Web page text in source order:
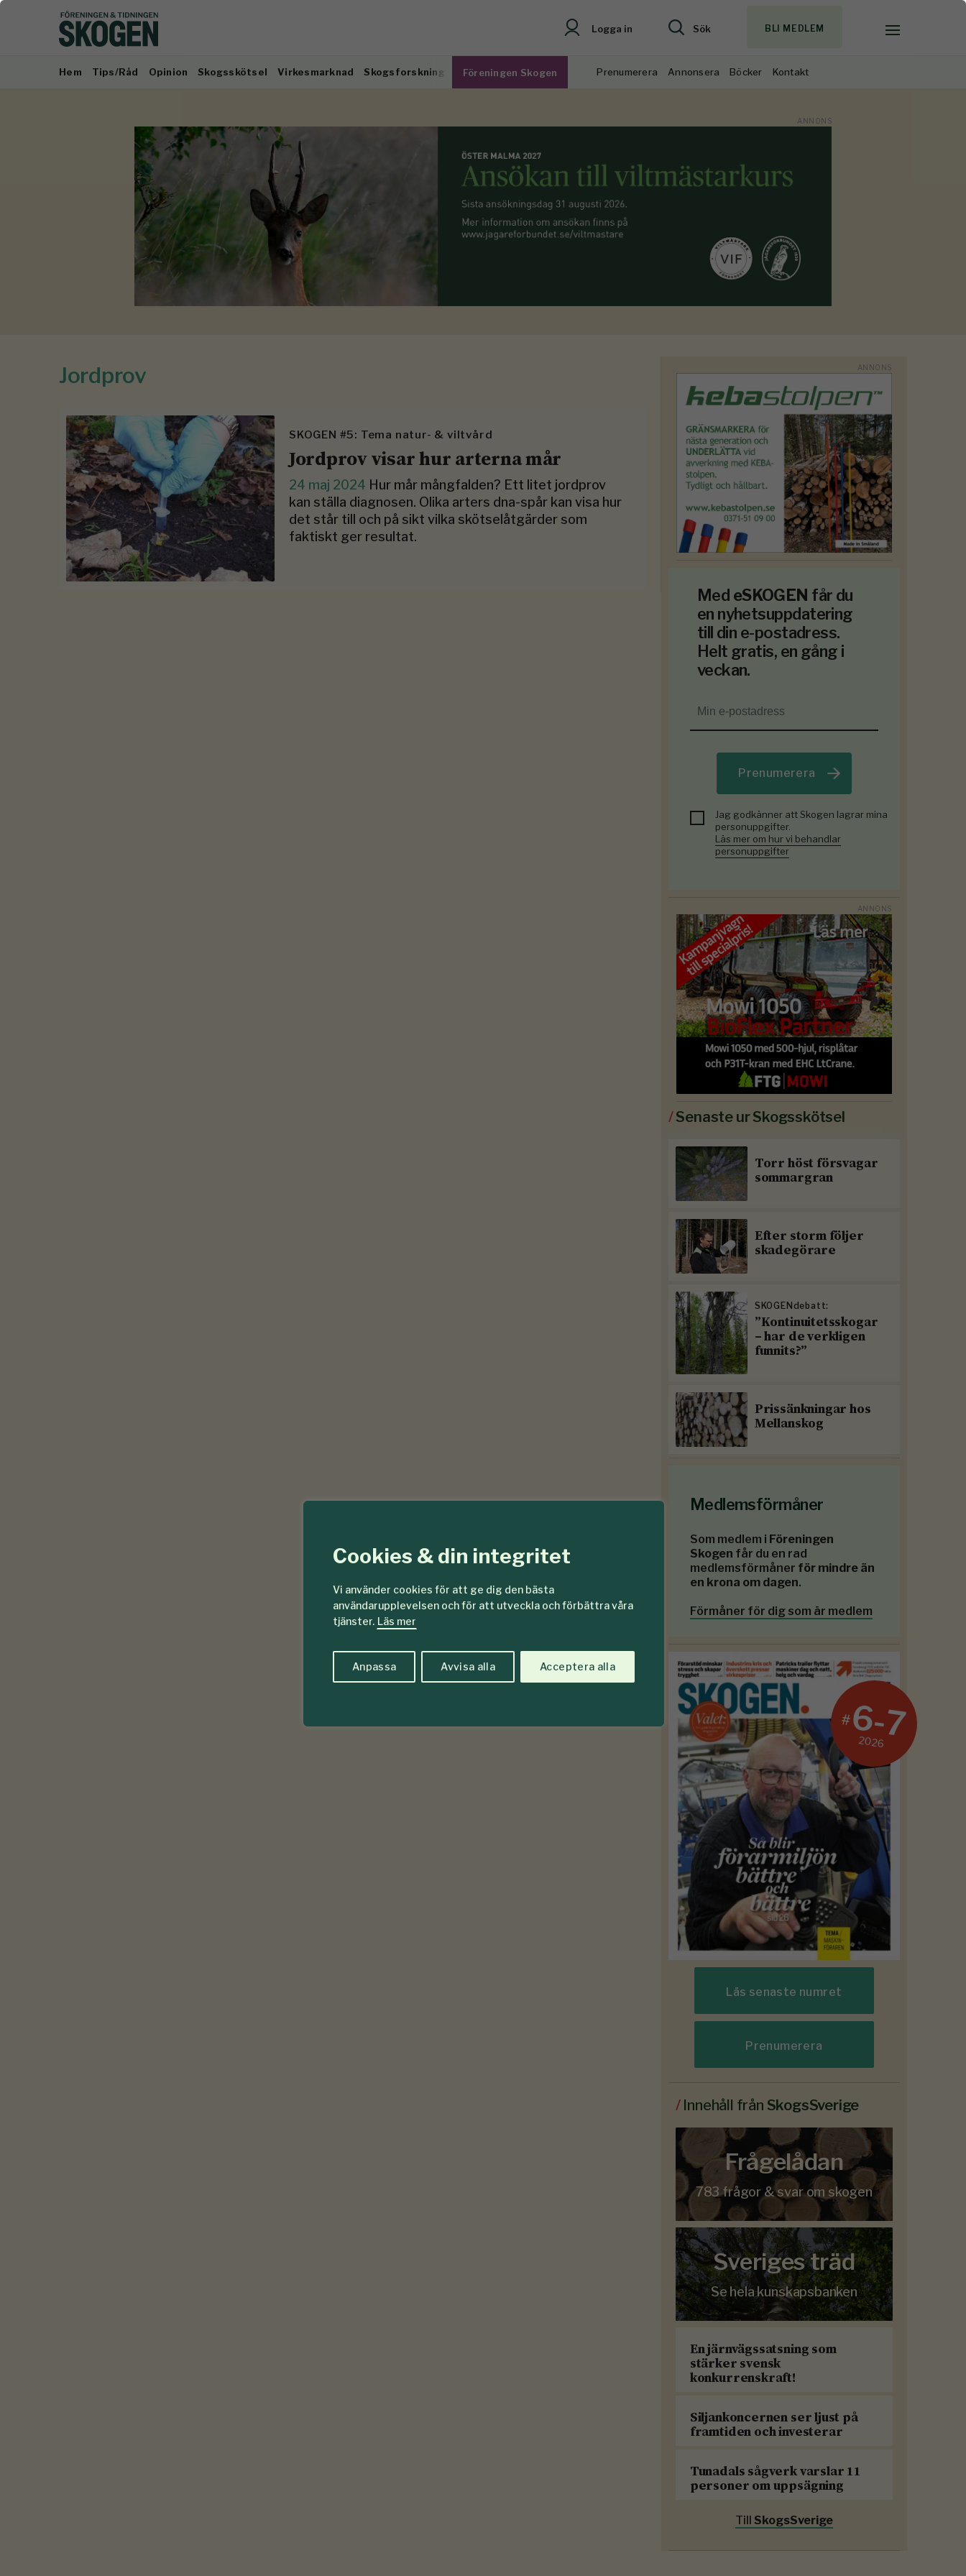
Cookies & din integritet
Vi använder cookies för att ge dig den bästa
användarupplevelsen och för att utveckla och förbättra våra
tjänster. Läs mer
Anpassa Avvisa alla Acceptera alla
Logga in Sök BLI MEDLEM
Hem Tips/Råd Opinion Skogsskötsel Virkesmarknad Skogsforskning Föreningen Skogen Prenumerera Annonsera Böcker Kontakt
Jordprov
SKOGEN #5: Tema natur- & viltvård
Jordprov visar hur arterna mår
24 maj 2024 Hur mår mångfalden? Ett litet jordprov
kan ställa diagnosen. Olika arters dna-spår kan visa hur
det står till och på sikt vilka skötselåtgärder som
faktiskt ger resultat.
Med eSKOGEN får du
en nyhetsuppdatering
till din e-postadress.
Helt gratis, en gång i
veckan.
Prenumerera
Jag godkänner att Skogen lagrar mina
personuppgifter.
Läs mer om hur vi behandlar
personuppgifter
/Senaste ur Skogsskötsel
Torr höst försvagar
sommargran
Efter storm följer
skadegörare
SKOGENdebatt:
”Kontinuitetsskogar
– har de verkligen
funnits?”
Prissänkningar hos
Mellanskog
Medlemsförmåner
Som medlem i Föreningen
Skogen får du en rad
medlemsförmåner för mindre än
en krona om dagen.
Förmåner för dig som är medlem
#6-7
2026
Läs senaste numret
Prenumerera
/ Innehåll från SkogsSverige
Frågelådan
783 frågor & svar om skogen
Sveriges träd
Se hela kunskapsbanken
En järnvägssatsning som
stärker svensk
konkurrenskraft!
Siljankoncernen ser ljust på
framtiden och investerar
Tunadals sågverk varslar 11
personer om uppsägning
Till SkogsSverige